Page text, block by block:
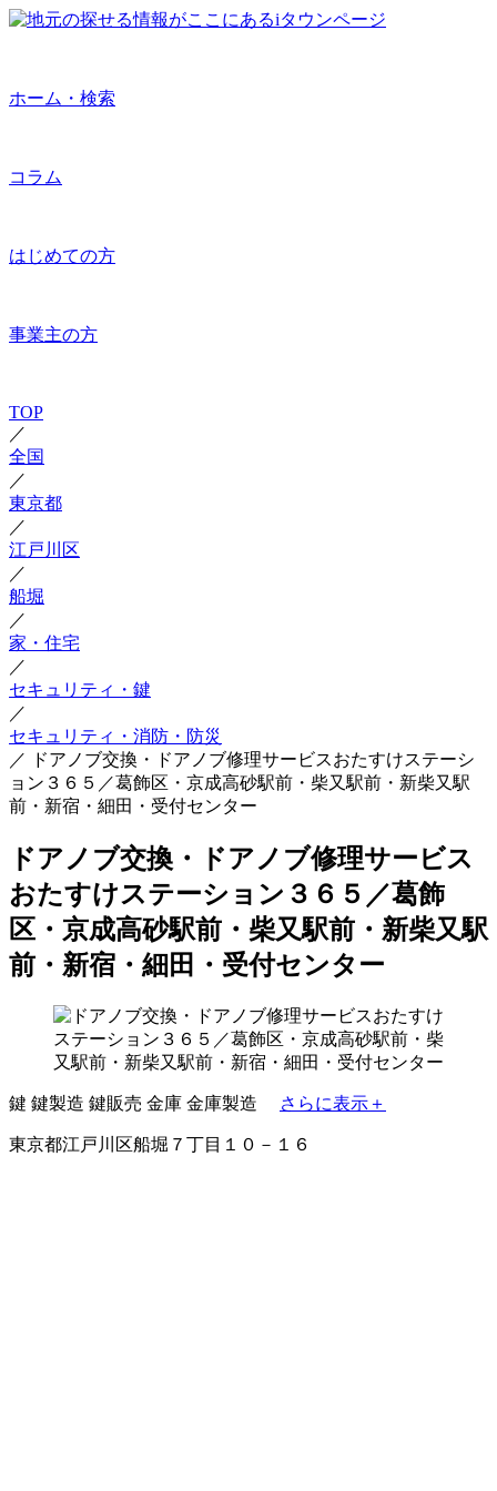
ホーム・検索
コラム
はじめての方
事業主の方
TOP
／
全国
／
東京都
／
江戸川区
／
船堀
／
家・住宅
／
セキュリティ・鍵
／
セキュリティ・消防・防災
／
ドアノブ交換・ドアノブ修理サービスおたすけステーシ
ョン３６５／葛飾区・京成高砂駅前・柴又駅前・新柴又駅
前・新宿・細田・受付センター
ドアノブ交換・ドアノブ修理サービス
おたすけステーション３６５／葛飾
区・京成高砂駅前・柴又駅前・新柴又駅
前・新宿・細田・受付センター
鍵 鍵製造 鍵販売 金庫 金庫製造 さらに表示＋
東京都江戸川区船堀７丁目１０－１６